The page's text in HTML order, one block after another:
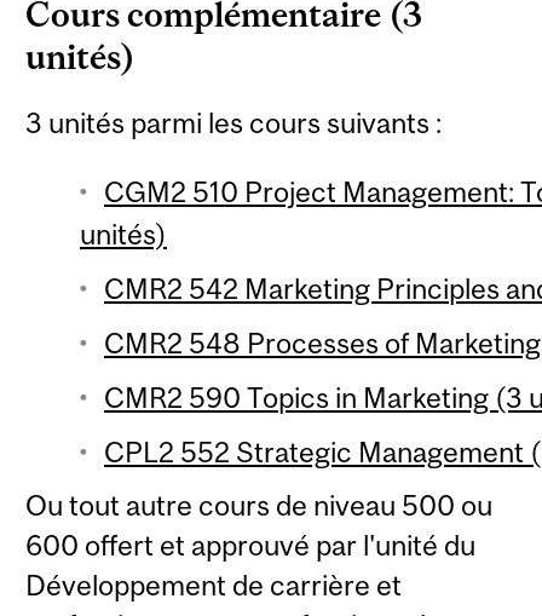
Cours complémentaire (3
unités)
3 unités parmi les cours suivants :
CGM2 510 Project Management:
unités)
CMR2 542 Marketing Principles
CMR2 548 Processes of
CMR2 590 Topics in Marketing (3
CPL2 552 Strategic Management
Ou tout autre cours de niveau 500 ou
600 offert et approuvé par l'unité du
Développement de carrière et